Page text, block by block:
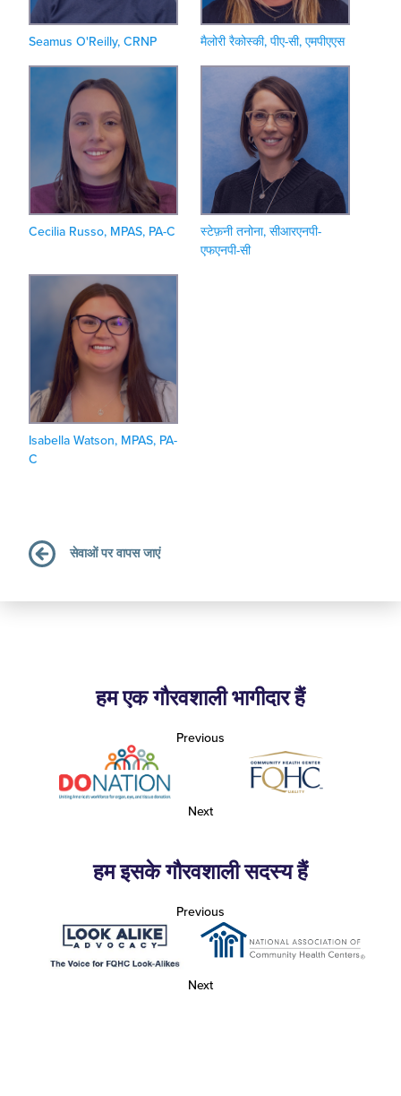
Seamus O'Reilly, CRNP मैलोरी रैकोस्की, पीए-सी, एमपीएएस
Cecilia Russo, MPAS, PA-C
स्टेफ़नी तनोना, सीआरएनपी-
एफएनपी-सी
Isabella Watson, MPAS, PA-
C
सेवाओं पर वापस जाएं
हम एक गौरवशाली भागीदार हैं
Previous
Next
हम इसके गौरवशाली सदस्य हैं
Previous
Next